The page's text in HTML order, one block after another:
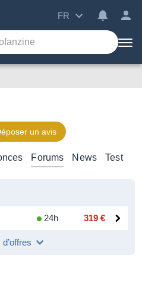
FR
un avis
Forums News Test
24h 319 €